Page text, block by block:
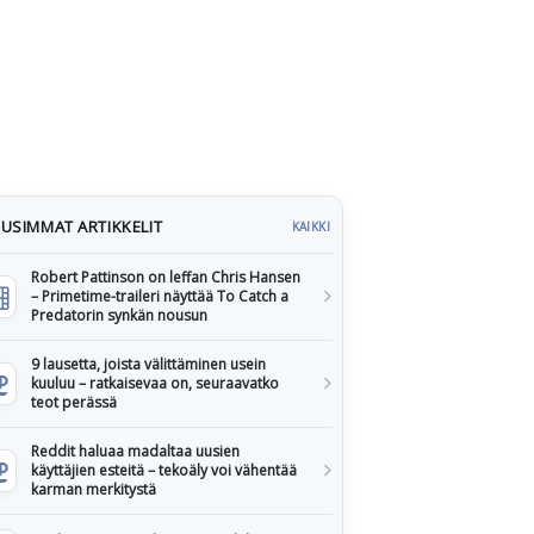
ARTIKKELIT KAIKKI
Robert Pattinson on leffan Chris Hansen
– Primetime-traileri näyttää To Catch a
Predatorin synkän nousun
9 lausetta, joista välittäminen usein
kuuluu – ratkaisevaa on, seuraavatko
teot perässä
Reddit haluaa madaltaa uusien
käyttäjien esteitä – tekoäly voi vähentää
karman merkitystä